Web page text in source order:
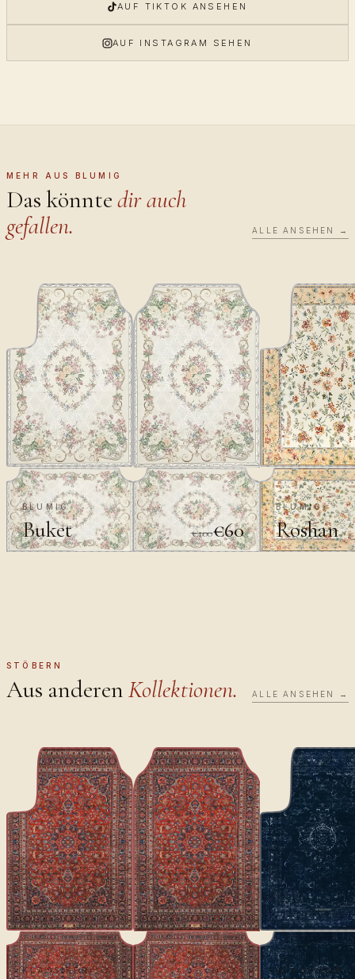
AUF TIKTOK ANSEHEN
AUF INSTAGRAM SEHEN
MEHR AUS BLUMIG
Das könntedir auch
gefallen.
ALLE ANSEHEN →
BLUMIG
Buket €100€60
BLUMIG
Roshan
STÖBERN
Aus anderenKollektionen. ALLE ANSEHEN →
KLASSIKER KLASSIKER